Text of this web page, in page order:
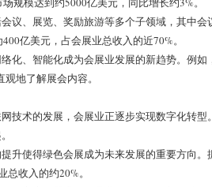
议、展览、奖励旅游等多个子领域，其中
亿美元，占会展业总收入的近70%。
化、智能化成为会展业发展的新趋势。例
地了解展会内容。
技术的发展，会展业正逐步实现数字化转
升使得绿色会展成为未来发展的重要方向
收入的约20%。